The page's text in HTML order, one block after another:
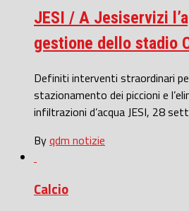
JESI / A Jesiservizi
gestione dello stadio
Definiti interventi straordinari
stazionamento dei piccioni e
infiltrazioni d’acqua JESI, 28
Byqdm notizie
Calcio